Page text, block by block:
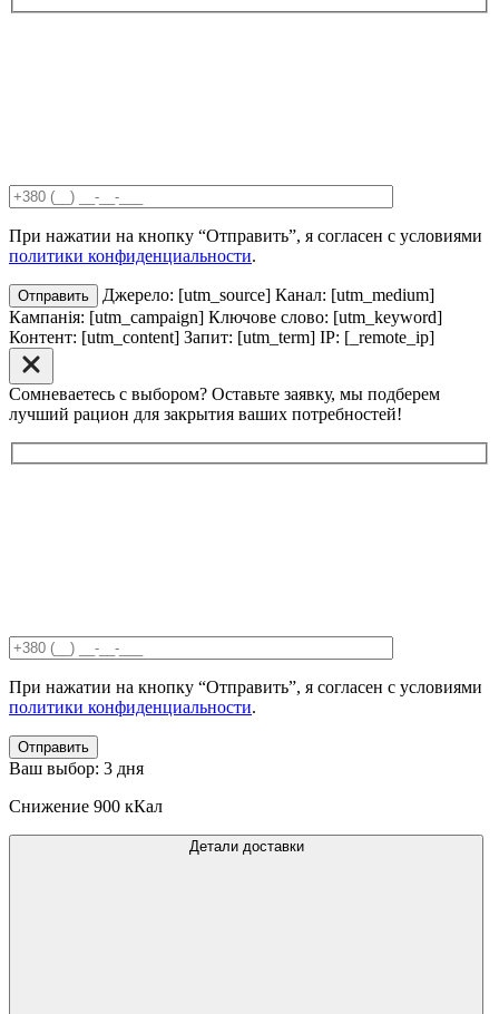
При нажатии на кнопку “Отправить”, я согласен с условиями
политики конфиденциальности.
Отправить
Джерело: [utm_source] Канал: [utm_medium]
Кампанія: [utm_campaign] Ключове слово: [utm_keyword]
Контент: [utm_content] Запит: [utm_term] IP: [_remote_ip]
Сомневаетесь с выбором? Оставьте заявку, мы подберем
лучший рацион для закрытия ваших потребностей!
При нажатии на кнопку “Отправить”, я согласен с условиями
политики конфиденциальности.
Отправить
Ваш выбор: 3 дня
Снижение 900 кКал
Детали доставки